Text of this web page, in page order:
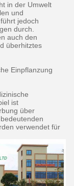
in der Umwelt
und
jedoch
durch.
auch den
überhitztes
Einpflanzung
ist
über
verwendet für